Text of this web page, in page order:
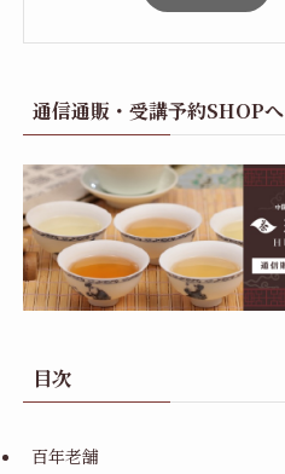
通信通販・受講予約SHOPへ
目次
百年老舗